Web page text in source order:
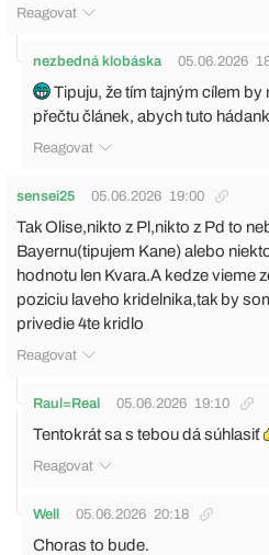
Reagovat
nezbedná klobáska 05.06.2026
Tipuju, že tím tajným cílem
přečtu článek, abych tuto
Reagovat
sensei25 05.06.2026 19:00
Tak Olise,nikto z Pl,nikto z Pd to
Bayernu(tipujem Kane) alebo
hodnotu len Kvara.A kedze vieme
poziciu laveho kridelnika,tak by
privedie 4te kridlo
Reagovat
Raul=Real 05.06.2026 19:10
Tentokrát sa s tebou dá súhlasiť
Reagovat
Well 05.06.2026 20:18
Choras to bude.